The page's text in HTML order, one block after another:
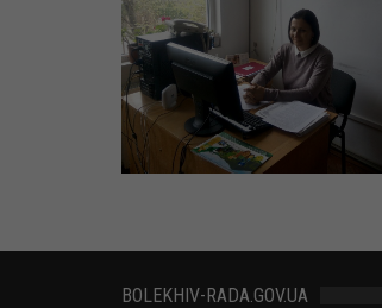
BOLEKHIV-RADA.GOV.UA